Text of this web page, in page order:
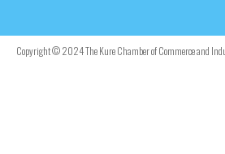
Copyright © 2024 The Kure Chamber of Commerce and